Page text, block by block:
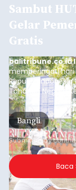
Sambut
Gelar
Gratis
balitribune.co.id
memperingati hari
Republik Indonesia
Tahanan Negara
kegiatan
(6/8/2026).
Bangli
Submitted by
Baca